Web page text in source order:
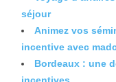
séjour
Animez vos
incentive avec
Bordeaux : une